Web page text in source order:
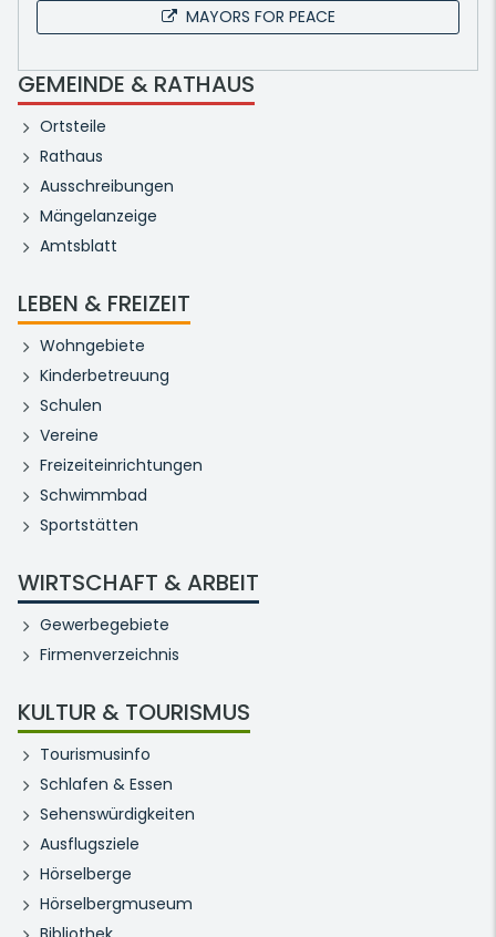
MAYORS FOR PEACE
GEMEINDE & RATHAUS
Ortsteile
Rathaus
Ausschreibungen
Mängelanzeige
Amtsblatt
LEBEN & FREIZEIT
Wohngebiete
Kinderbetreuung
Schulen
Vereine
Freizeiteinrichtungen
Schwimmbad
Sportstätten
WIRTSCHAFT & ARBEIT
Gewerbegebiete
Firmenverzeichnis
KULTUR & TOURISMUS
Tourismusinfo
Schlafen & Essen
Sehenswürdigkeiten
Ausflugsziele
Hörselberge
Hörselbergmuseum